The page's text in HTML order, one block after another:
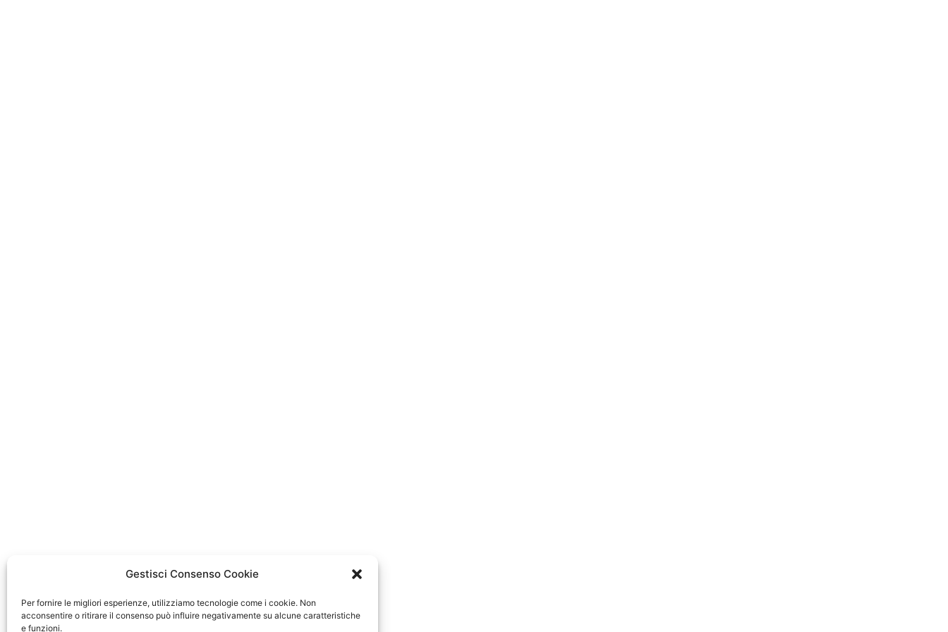
Gestisci Consenso Cookie
Per fornire le migliori esperienze, utilizziamo tecnologie come i cookie. Non
acconsentire o ritirare il consenso può influire negativamente su alcune caratteristiche
e funzioni.